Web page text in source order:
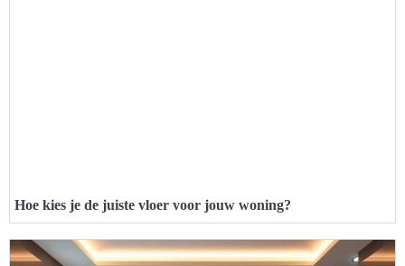
Hoe kies je de juiste vloer voor jouw woning?